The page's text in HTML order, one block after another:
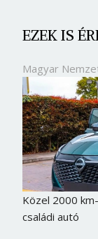
EZEK IS
Magyar
Közel 2000
családi autó